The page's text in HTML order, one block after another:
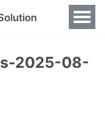
2025-08-